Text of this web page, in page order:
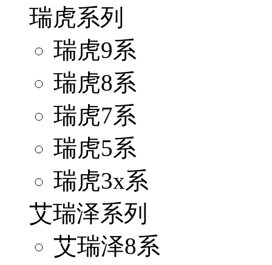
瑞虎系列
瑞虎9系
瑞虎8系
瑞虎7系
瑞虎5系
瑞虎3x系
艾瑞泽系列
艾瑞泽8系